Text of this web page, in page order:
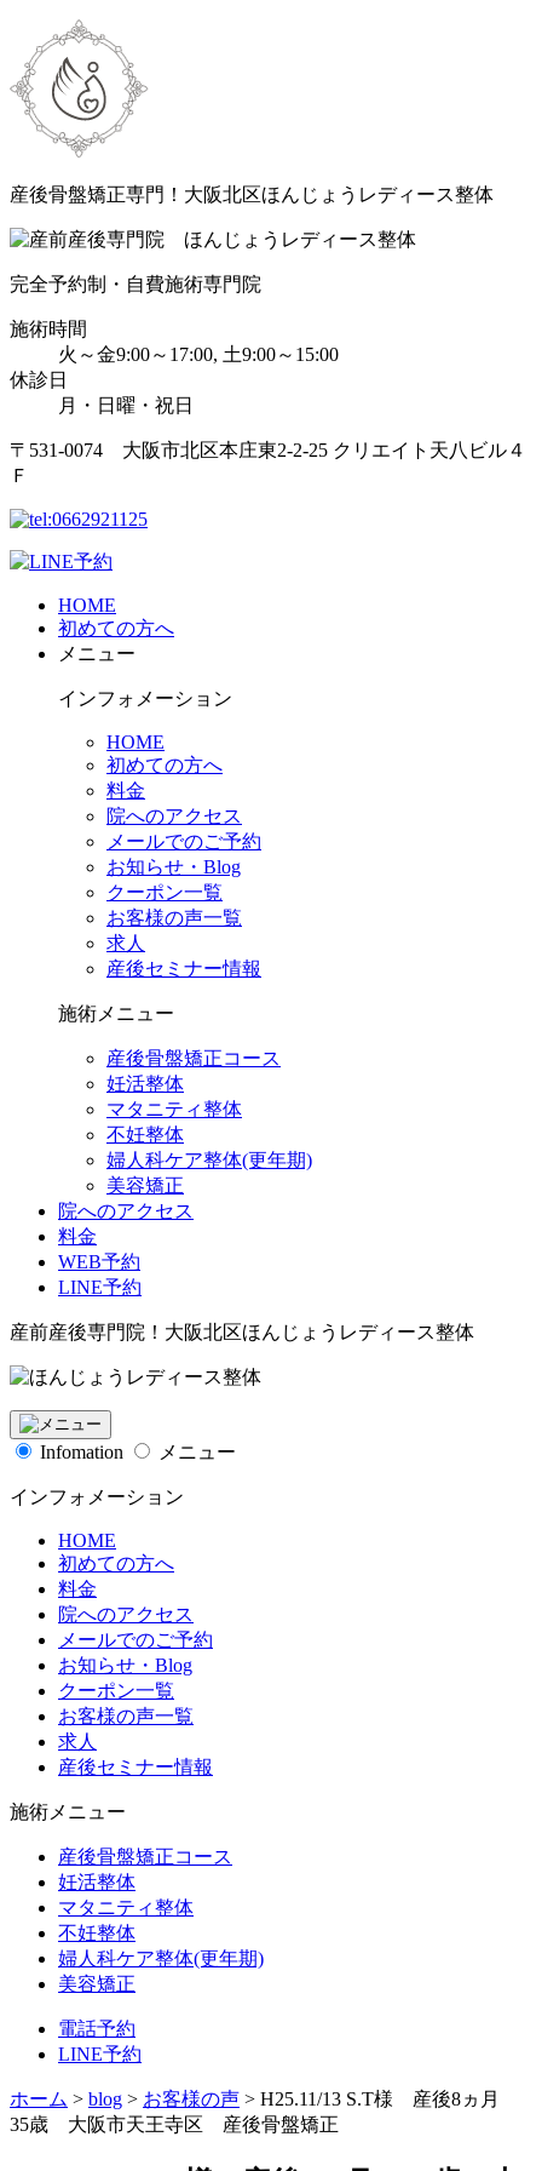
産後骨盤矯正専門！大阪北区ほんじょうレディース整体
完全予約制・自費施術専門院
施術時間
火～金9:00～17:00, 土9:00～15:00
休診日
月・日曜・祝日
〒531-0074 大阪市北区本庄東2-2-25 クリエイト天八ビル４
Ｆ
HOME
初めての方へ
メニュー
インフォメーション
HOME
初めての方へ
料金
院へのアクセス
メールでのご予約
お知らせ・Blog
クーポン一覧
お客様の声一覧
求人
産後セミナー情報
施術メニュー
産後骨盤矯正コース
妊活整体
マタニティ整体
不妊整体
婦人科ケア整体(更年期)
美容矯正
院へのアクセス
料金
WEB予約
LINE予約
産前産後専門院！大阪北区ほんじょうレディース整体
Infomation メニュー
インフォメーション
HOME
初めての方へ
料金
院へのアクセス
メールでのご予約
お知らせ・Blog
クーポン一覧
お客様の声一覧
求人
産後セミナー情報
施術メニュー
産後骨盤矯正コース
妊活整体
マタニティ整体
不妊整体
婦人科ケア整体(更年期)
美容矯正
電話予約
LINE予約
ホーム > blog > お客様の声 > H25.11/13 S.T様 産後8ヵ月
35歳 大阪市天王寺区 産後骨盤矯正